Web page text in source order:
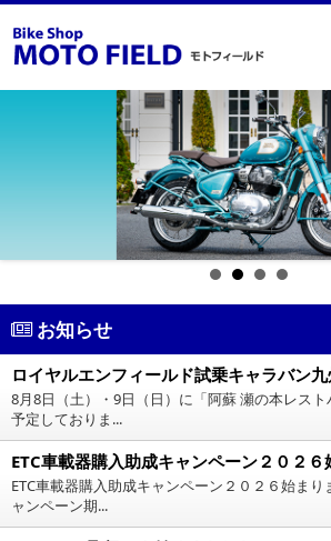
お知らせ
8月8日（土）・9日（日）に「阿蘇 瀬の本レス
予定しておりま...
ETC車載器購入助成キャンペーン２０２６始ま
ャンペーン期...